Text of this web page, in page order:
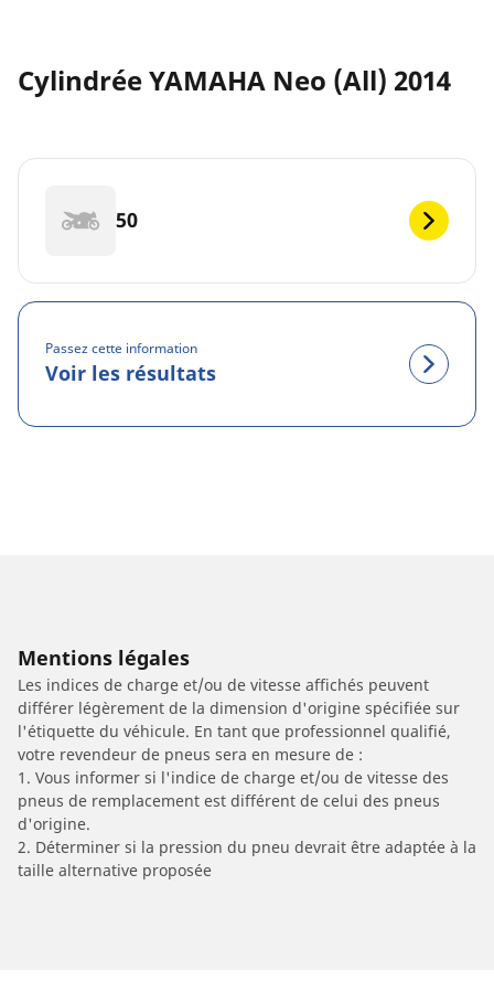
Cylindrée YAMAHA Neo (All) 2014
50
Passez cette information
Voir les résultats
Mentions légales
Les indices de charge et/ou de vitesse affichés peuvent
différer légèrement de la dimension d'origine spécifiée sur
l'étiquette du véhicule. En tant que professionnel qualifié,
votre revendeur de pneus sera en mesure de :
1. Vous informer si l'indice de charge et/ou de vitesse des
pneus de remplacement est différent de celui des pneus
d'origine.
2. Déterminer si la pression du pneu devrait être adaptée à la
taille alternative proposée